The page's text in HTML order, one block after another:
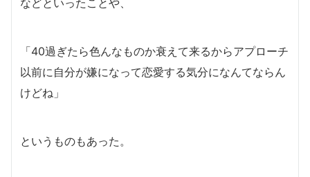
などといったことや、
「40過ぎたら色んなものか衰えて来るからアプローチ
以前に自分が嫌になって恋愛する気分になんてならん
けどね」
というものもあった。